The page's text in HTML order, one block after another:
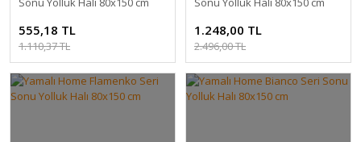
555,18 TL
1.110,37 TL
1.248,00 TL
2.496,00 TL